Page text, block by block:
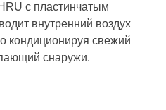
с пластинчатым
внутренний воздух
кондиционируя свежий
снаружи.